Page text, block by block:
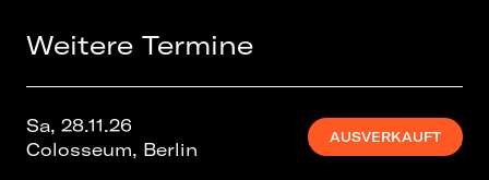
Weitere Termine
Sa, 28.11.26
Colosseum, Berlin
AUSVERKAUFT